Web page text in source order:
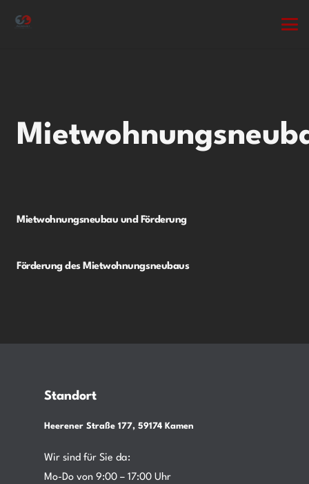
Mietwohnungsneubau und Förderung
Förderung des Mietwohnungsneubaus
Standort
Heerener Straße 177, 59174 Kamen
Wir sind für Sie da:
Mo-Do von 9:00 – 17:00 Uhr